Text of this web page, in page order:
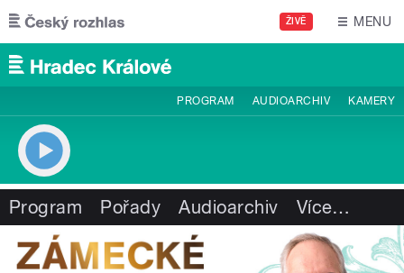
Přejít k hlavnímu obsahu
ŽIVĚ MENU
PROGRAM AUDIOARCHIV KAMERY
Program Pořady Audioarchiv Více…